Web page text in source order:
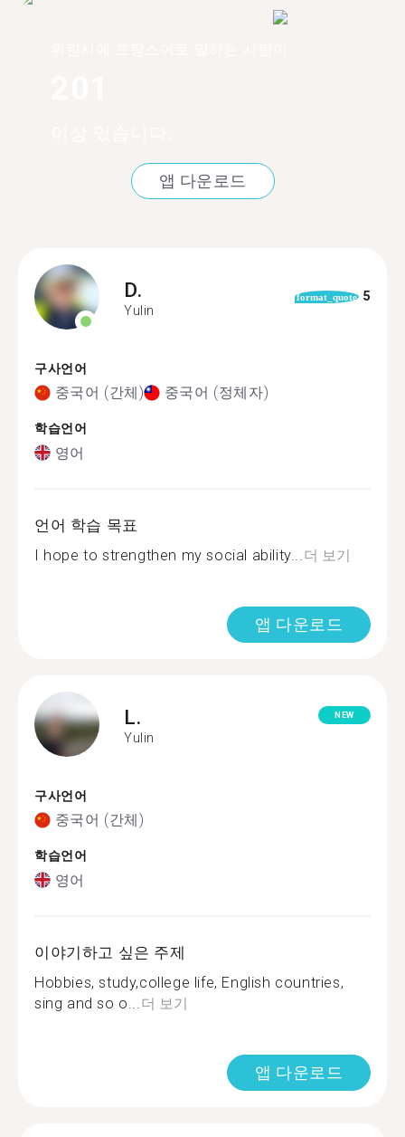
앱 다운로드
D.
Yulin
format_quote 5
구사언어
중국어 (간체) 중국어 (정체자)
학습언어
영어
언어 학습 목표
I hope to strengthen my social ability... 더 보기
앱 다운로드
L.
Yulin
NEW
구사언어
중국어 (간체)
학습언어
영어
이야기하고 싶은 주제
Hobbies, study,college life, English countries,
sing and so o... 더 보기
앱 다운로드